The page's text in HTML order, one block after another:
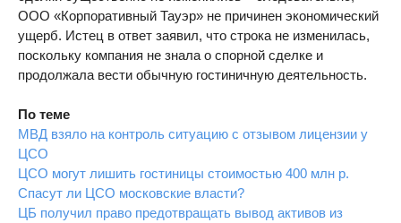
ООО «Корпоративный Тауэр» не причинен экономический
ущерб. Истец в ответ заявил, что строка не изменилась,
поскольку компания не знала о спорной сделке и
продолжала вести обычную гостиничную деятельность.
По теме
МВД взяло на контроль ситуацию с отзывом лицензии у
ЦСО
ЦСО могут лишить гостиницы стоимостью 400 млн р.
Спасут ли ЦСО московские власти?
ЦБ получил право предотвращать вывод активов из